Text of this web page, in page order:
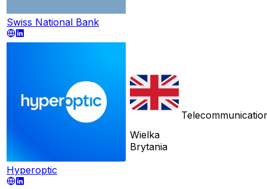
Swiss National Bank
Hyperoptic
Wielka
Brytania